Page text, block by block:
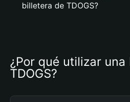
billetera de TDOGS?
¿Por qué utilizar
TDOGS?